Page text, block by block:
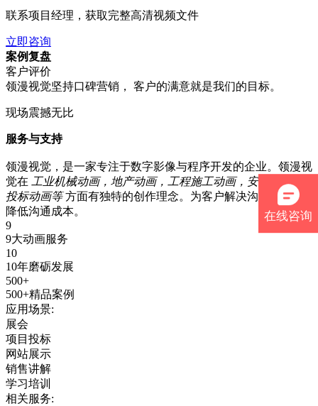
联系项目经理，获取完整高清视频文件
立即咨询
案例复盘
客户评价
领漫视觉坚持口碑营销， 客户的满意就是我们的目标。
现场震撼无比
服务与支持
领漫视觉，是一家专注于数字影像与程序开发的企业。领漫视
觉在 工业机械动画，地产动画，工程施工动画，安装动画、
投标动画等方面有独特的创作理念。为客户解决沟通障碍，
降低沟通成本。
9
9大动画服务
10
10年磨砺发展
500+
500+精品案例
应用场景:
展会
项目投标
网站展示
销售讲解
学习培训
相关服务:
在线咨询